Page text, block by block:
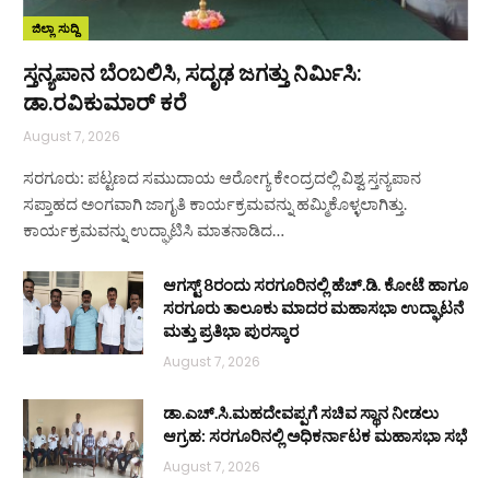
ಜಿಲ್ಲಾ ಸುದ್ದಿ
ಸ್ತನ್ಯಪಾನ ಬೆಂಬಲಿಸಿ, ಸದೃಢ ಜಗತ್ತು ನಿರ್ಮಿಸಿ:
ಡಾ.ರವಿಕುಮಾರ್ ಕರೆ
August 7, 2026
ಸರಗೂರು: ಪಟ್ಟಣದ ಸಮುದಾಯ ಆರೋಗ್ಯ ಕೇಂದ್ರದಲ್ಲಿ ವಿಶ್ವ ಸ್ತನ್ಯಪಾನ
ಸಪ್ತಾಹದ ಅಂಗವಾಗಿ ಜಾಗೃತಿ ಕಾರ್ಯಕ್ರಮವನ್ನು ಹಮ್ಮಿಕೊಳ್ಳಲಾಗಿತ್ತು.
ಕಾರ್ಯಕ್ರಮವನ್ನು ಉದ್ಘಾಟಿಸಿ ಮಾತನಾಡಿದ…
ಆಗಸ್ಟ್ 8ರಂದು ಸರಗೂರಿನಲ್ಲಿ ಹೆಚ್.ಡಿ. ಕೋಟೆ ಹಾಗೂ
ಸರಗೂರು ತಾಲೂಕು ಮಾದರ ಮಹಾಸಭಾ ಉದ್ಘಾಟನೆ
ಮತ್ತು ಪ್ರತಿಭಾ ಪುರಸ್ಕಾರ
August 7, 2026
ಡಾ.ಎಚ್.ಸಿ.ಮಹದೇವಪ್ಪಗೆ ಸಚಿವ ಸ್ಥಾನ ನೀಡಲು
ಆಗ್ರಹ: ಸರಗೂರಿನಲ್ಲಿ ಅಧಿಕರ್ನಾಟಕ ಮಹಾಸಭಾ ಸಭೆ
August 7, 2026